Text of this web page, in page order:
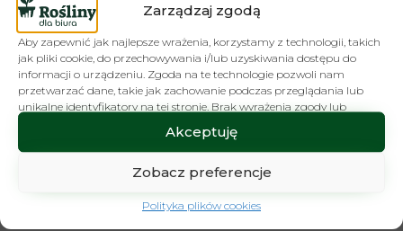
Zarządzaj zgodą
Aby zapewnić jak najlepsze wrażenia, korzystamy z technologii, takich
jak pliki cookie, do przechowywania i/lub uzyskiwania dostępu do
informacji o urządzeniu. Zgoda na te technologie pozwoli nam
przetwarzać dane, takie jak zachowanie podczas przeglądania lub
unikalne identyfikatory na tej stronie. Brak wyrażenia zgody lub
wycofanie zgody może niekorzystnie wpłynąć na niektóre cechy i
Akceptuję
Zobacz preferencje
Polityka plików cookies